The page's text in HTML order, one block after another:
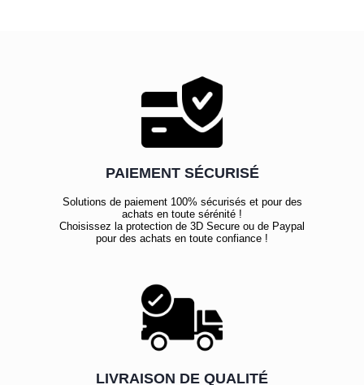
PAIEMENT SÉCURISÉ
Solutions de paiement 100% sécurisés et pour des
achats en toute sérénité !
Choisissez la protection de 3D Secure ou de Paypal
pour des achats en toute confiance !
LIVRAISON DE QUALITÉ